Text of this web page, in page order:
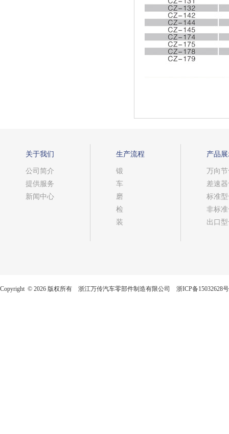
关于我们
公司简介
提供服务
新闻中心
生产流程
锻
车
磨
检
装
产品
万向
差速
标准
非标
出口
Copyright © 2026 版权所有 浙江万传汽车零部件制造有限公司 浙ICP备15032628